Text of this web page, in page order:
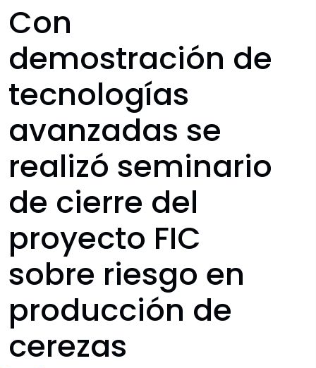
Con
demostración de
tecnologías
avanzadas se
realizó seminario
de cierre del
proyecto FIC
sobre riesgo en
producción de
cerezas